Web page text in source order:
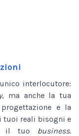
interlocutore:
, ma anche la tua
e la
tuoi reali bisogni e
il tuo
business.